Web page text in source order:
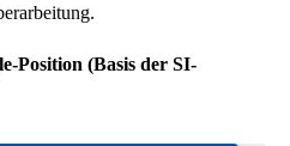
Position (Basis der SI-